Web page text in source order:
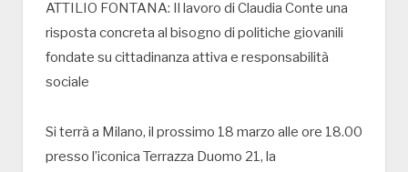
ATTILIO FONTANA: Il lavoro di Claudia Conte una
risposta concreta al bisogno di politiche giovanili
fondate su cittadinanza attiva e responsabilità
sociale
Si terrà a Milano, il prossimo 18 marzo alle ore 18.00
presso l’iconica Terrazza Duomo 21, la